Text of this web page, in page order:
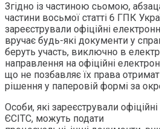
Згідно із частиною сьомою,
частини восьмої статті 6 ГПК
зареєстрували офіційні
вручає будь-які документи у
беруть участь, виключно в
направлення на офіційні
що не позбавляє їх права
рішення у паперовій формі за
Особи, які зареєстрували
ЄСІТС, можуть подати